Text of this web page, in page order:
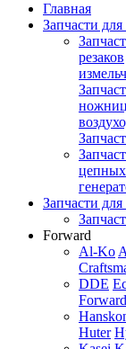
Главная
Запчасти
резаков
ножниц
Запчасти для
Forward
Al-Ko
DDE
Forward
Huter